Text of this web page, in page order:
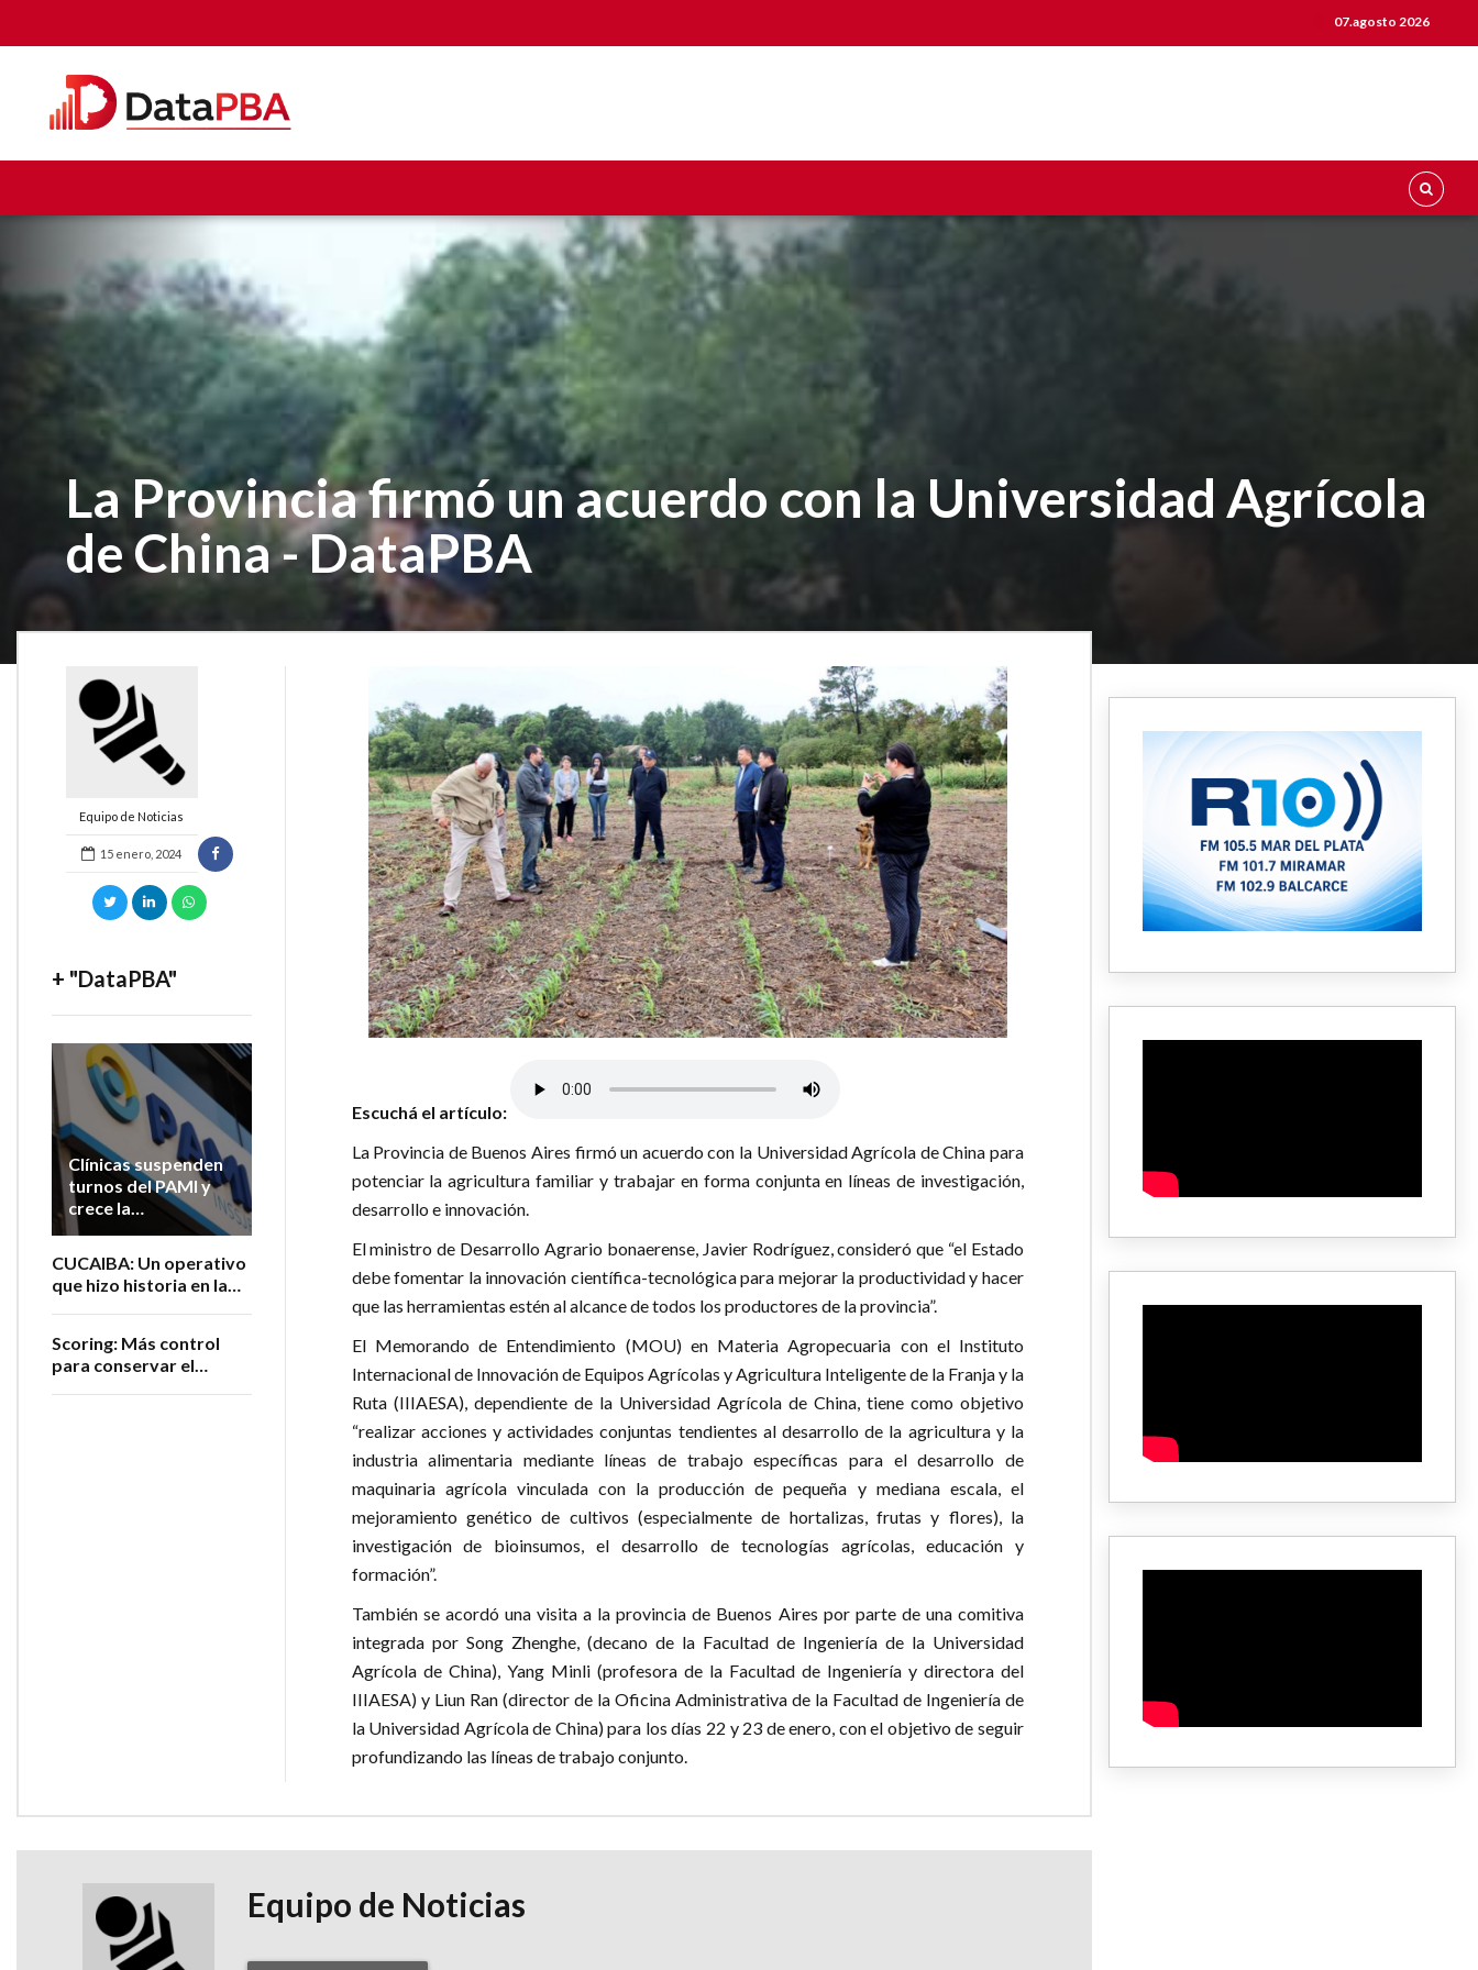
07.agosto 2026
La Provincia firmó un acuerdo con la Universidad Agrícola
de China - DataPBA
Equipo de Noticias
15 enero, 2024
+ "DataPBA"
Clínicas suspenden
turnos del PAMI y
crece la
preocupación por la
jubilados
CUCAIBA: Un operativo
que hizo historia en la
Scoring: Más control
para conservar el
Escuchá el artículo:
La Provincia de Buenos Aires firmó un acuerdo con la Universidad Agrícola de China para
potenciar la agricultura familiar y trabajar en forma conjunta en líneas de investigación,
desarrollo e innovación.
El ministro de Desarrollo Agrario bonaerense, Javier Rodríguez, consideró que “el Estado
debe fomentar la innovación científica-tecnológica para mejorar la productividad y hacer
que las herramientas estén al alcance de todos los productores de la provincia”.
El Memorando de Entendimiento (MOU) en Materia Agropecuaria con el Instituto
Internacional de Innovación de Equipos Agrícolas y Agricultura Inteligente de la Franja y la
Ruta (IIIAESA), dependiente de la Universidad Agrícola de China, tiene como objetivo
“realizar acciones y actividades conjuntas tendientes al desarrollo de la agricultura y la
industria alimentaria mediante líneas de trabajo específicas para el desarrollo de
maquinaria agrícola vinculada con la producción de pequeña y mediana escala, el
mejoramiento genético de cultivos (especialmente de hortalizas, frutas y flores), la
investigación de bioinsumos, el desarrollo de tecnologías agrícolas, educación y
formación”.
También se acordó una visita a la provincia de Buenos Aires por parte de una comitiva
integrada por Song Zhenghe, (decano de la Facultad de Ingeniería de la Universidad
Agrícola de China), Yang Minli (profesora de la Facultad de Ingeniería y directora del
IIIAESA) y Liun Ran (director de la Oficina Administrativa de la Facultad de Ingeniería de
la Universidad Agrícola de China) para los días 22 y 23 de enero, con el objetivo de seguir
profundizando las líneas de trabajo conjunto.
Equipo de Noticias